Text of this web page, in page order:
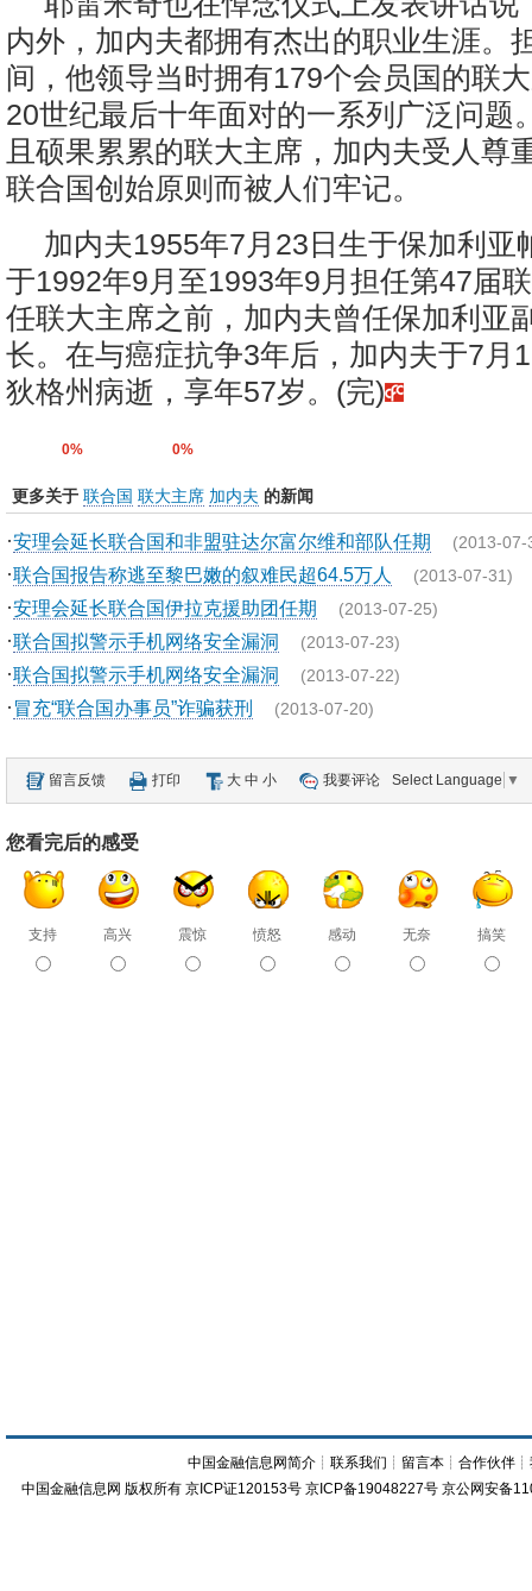
内外，加内夫都拥有杰出的职业生涯。
间，他领导当时拥有179个会员国的联
20世纪最后十年面对的一系列广泛问题
且硕果累累的联大主席，加内夫受人尊
联合国创始原则而被人们牢记。
加内夫1955年7月23日生于保加利亚
于1992年9月至1993年9月担任第47届
任联大主席之前，加内夫曾任保加利亚
长。在与癌症抗争3年后，加内夫于7月
狄格州病逝，享年57岁。(完)
0% 0%
更多关于 联合国 联大主席 加内夫 的新闻
·安理会延长联合国和非盟驻达尔富尔维和部队任期 (2013-07-
·联合国报告称逃至黎巴嫩的叙难民超64.5万人 (2013-07-31)
·安理会延长联合国伊拉克援助团任期 (2013-07-25)
·联合国拟警示手机网络安全漏洞 (2013-07-23)
·联合国拟警示手机网络安全漏洞 (2013-07-22)
· 冒充“联合国办事员”诈骗获刑 (2013-07-20)
留言反馈 打印 大 中 小 我要评论 Select Language ▼
您看完后的感受
支持 高兴 震惊 愤怒 感动 无奈 搞笑
中国金融信息网简介 ┊联系我们 ┊ 留言本 ┊合作伙伴 ┊
中国金融信息网 版权所有 京ICP证120153号 京ICP备19048227号 京公网安备